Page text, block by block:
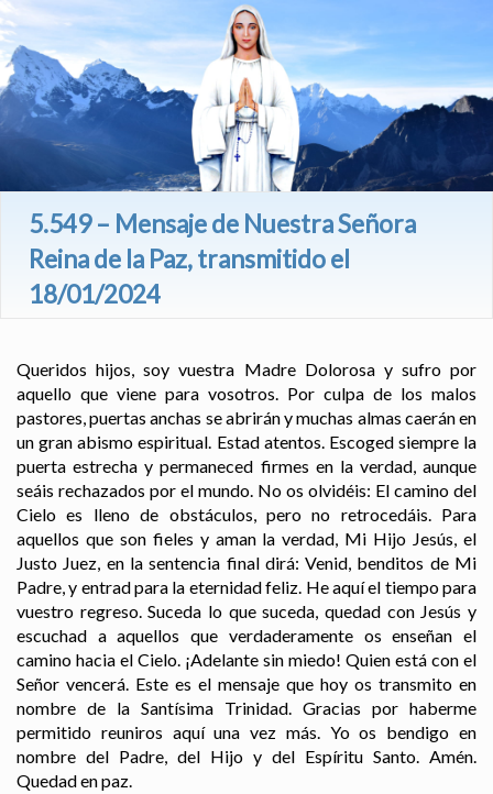
5.549 – Mensaje de Nuestra Señora
Reina de la Paz, transmitido el
18/01/2024
Queridos hijos, soy vuestra Madre Dolorosa y sufro por
aquello que viene para vosotros. Por culpa de los malos
pastores, puertas anchas se abrirán y muchas almas caerán en
un gran abismo espiritual. Estad atentos. Escoged siempre la
puerta estrecha y permaneced firmes en la verdad, aunque
seáis rechazados por el mundo. No os olvidéis: El camino del
Cielo es lleno de obstáculos, pero no retrocedáis. Para
aquellos que son fieles y aman la verdad, Mi Hijo Jesús, el
Justo Juez, en la sentencia final dirá: Venid, benditos de Mi
Padre, y entrad para la eternidad feliz. He aquí el tiempo para
vuestro regreso. Suceda lo que suceda, quedad con Jesús y
escuchad a aquellos que verdaderamente os enseñan el
camino hacia el Cielo. ¡Adelante sin miedo! Quien está con el
Señor vencerá. Este es el mensaje que hoy os transmito en
nombre de la Santísima Trinidad. Gracias por haberme
permitido reuniros aquí una vez más. Yo os bendigo en
nombre del Padre, del Hijo y del Espíritu Santo. Amén.
Quedad en paz.